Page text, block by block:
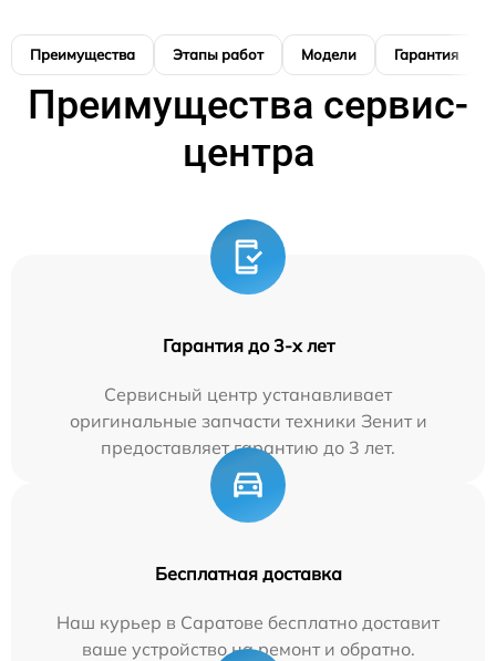
Преимущества Этапы работ Модели Гарантия
Преимущества сервис-
центра
Гарантия до 3-х лет
Сервисный центр устанавливает
оригинальные запчасти техники Зенит и
предоставляет гарантию до 3 лет.
Бесплатная доставка
Наш курьер в Саратове бесплатно доставит
ваше устройство на ремонт и обратно.